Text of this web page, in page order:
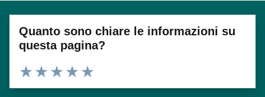
Quanto sono chiare le informazioni su
questa pagina?